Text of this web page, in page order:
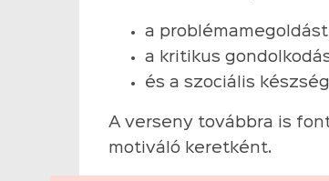
a
a kritikus
és a szociális
A verseny továbbra is
motiváló keretként.